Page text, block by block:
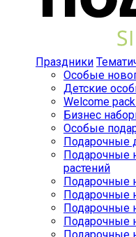
Праздники
Особые
Детские
Welcome
Бизнес
Особые
Подарочные
Подарочные
растений
Подарочные
Подарочные
Подарочные
Подарочные